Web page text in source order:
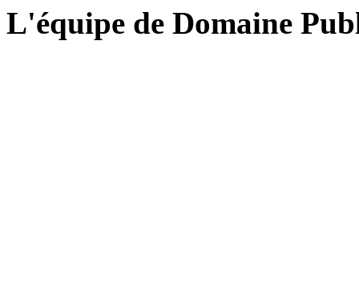
L'équipe de Domaine